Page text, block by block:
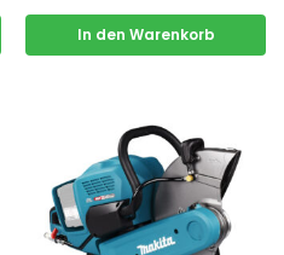
In den Warenkorb